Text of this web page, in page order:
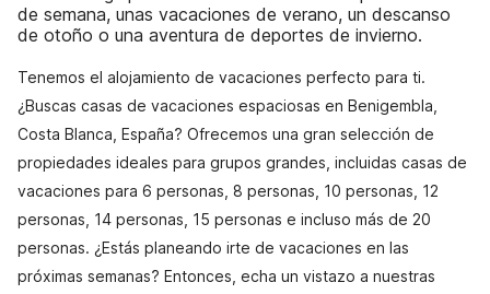
de semana, unas vacaciones de verano, un descanso
de otoño o una aventura de deportes de invierno.
Tenemos el alojamiento de vacaciones perfecto para ti.
¿Buscas casas de vacaciones espaciosas en Benigembla,
Costa Blanca, España? Ofrecemos una gran selección de
propiedades ideales para grupos grandes, incluidas casas de
vacaciones para 6 personas, 8 personas, 10 personas, 12
personas, 14 personas, 15 personas e incluso más de 20
personas. ¿Estás planeando irte de vacaciones en las
próximas semanas? Entonces, echa un vistazo a nuestras